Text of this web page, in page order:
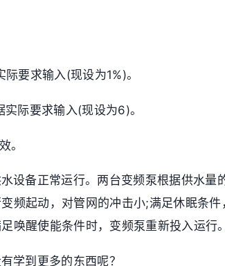
要求输入(现设为1%)。
际要求输入(现设为6)。
。
设备正常运行。两台变频泵根据供水量
频起动，对管网的冲击小;满足休眠条
唤醒使能条件时，变频泵重新投入运行
学到更多的东西呢？